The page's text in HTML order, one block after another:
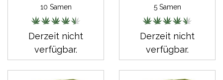
10 Samen
Derzeit nicht
verfügbar.
5 Samen
Derzeit nicht
verfügbar.